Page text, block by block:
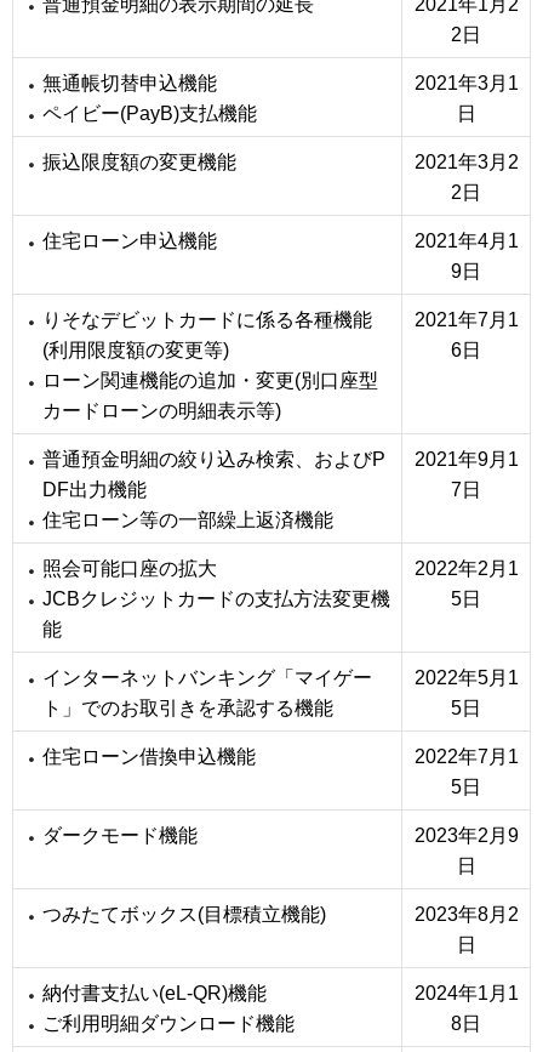
普通預金明細の表示期間の延長
2021年1月2
2日
無通帳切替申込機能
ペイビー(PayB)支払機能
2021年3月1
日
振込限度額の変更機能
2021年3月2
2日
住宅ローン申込機能
2021年4月1
9日
りそなデビットカードに係る各種機能
(利用限度額の変更等)
ローン関連機能の追加・変更(別口座型
カードローンの明細表示等)
2021年7月1
6日
普通預金明細の絞り込み検索、およびP
DF出力機能
住宅ローン等の一部繰上返済機能
2021年9月1
7日
照会可能口座の拡大
JCBクレジットカードの支払方法変更機
能
2022年2月1
5日
インターネットバンキング「マイゲー
ト」でのお取引きを承認する機能
2022年5月1
5日
住宅ローン借換申込機能
2022年7月1
5日
ダークモード機能
2023年2月9
日
つみたてボックス(目標積立機能)
2023年8月2
日
納付書支払い(eL-QR)機能
ご利用明細ダウンロード機能
2024年1月1
8日